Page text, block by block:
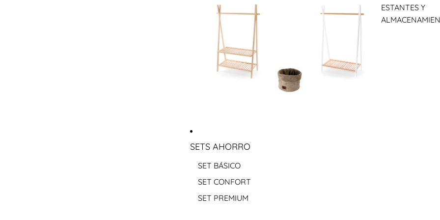
ESTANTES Y
SETS AHORRO
SET BÁSICO
SET CONFORT
SET PREMIUM